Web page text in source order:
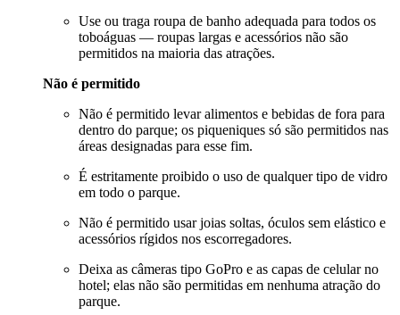
Use ou traga roupa de banho adequada para todos os
toboáguas — roupas largas e acessórios não são
permitidos na maioria das atrações.
Não é permitido
Não é permitido levar alimentos e bebidas de fora para
dentro do parque; os piqueniques só são permitidos nas
áreas designadas para esse fim.
É estritamente proibido o uso de qualquer tipo de vidro
em todo o parque.
Não é permitido usar joias soltas, óculos sem elástico e
acessórios rígidos nos escorregadores.
Deixa as câmeras tipo GoPro e as capas de celular no
hotel; elas não são permitidas em nenhuma atração do
parque.